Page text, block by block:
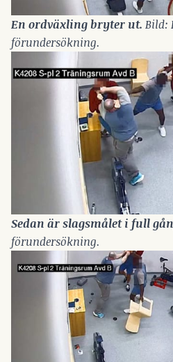
En ordväxling bryter ut. Bild:
förundersökning.
Sedan är slagsmålet i full
förundersökning.